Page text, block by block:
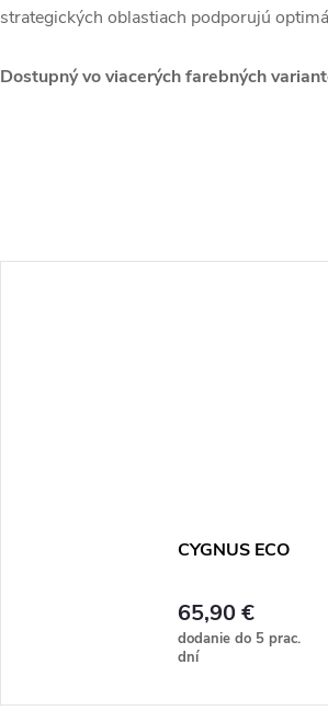
strategických oblastiach podporujú
Dostupný vo viacerých farebných
CYGNUS ECO
65,90 €
dodanie do 5 prac.
dní